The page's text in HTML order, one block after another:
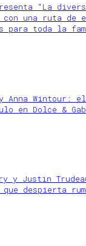
“La
una ruta de
para toda la
y Anna Wintour:
en Dolce &
y Justin
despierta